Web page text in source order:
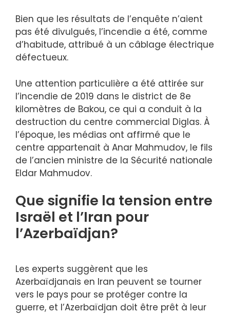
Bien que les résultats de l’enquête n’aient
pas été divulgués, l’incendie a été, comme
d’habitude, attribué à un câblage électrique
défectueux.
Une attention particulière a été attirée sur
l’incendie de 2019 dans le district de 8e
kilomètres de Bakou, ce qui a conduit à la
destruction du centre commercial Diglas. À
l’époque, les médias ont affirmé que le
centre appartenait à Anar Mahmudov, le fils
de l’ancien ministre de la Sécurité nationale
Eldar Mahmudov.
Que signifie la tension entre
Israël et l’Iran pour
l’Azerbaïdjan?
Les experts suggèrent que les
Azerbaïdjanais en Iran peuvent se tourner
vers le pays pour se protéger contre la
guerre, et l’Azerbaïdjan doit être prêt à leur